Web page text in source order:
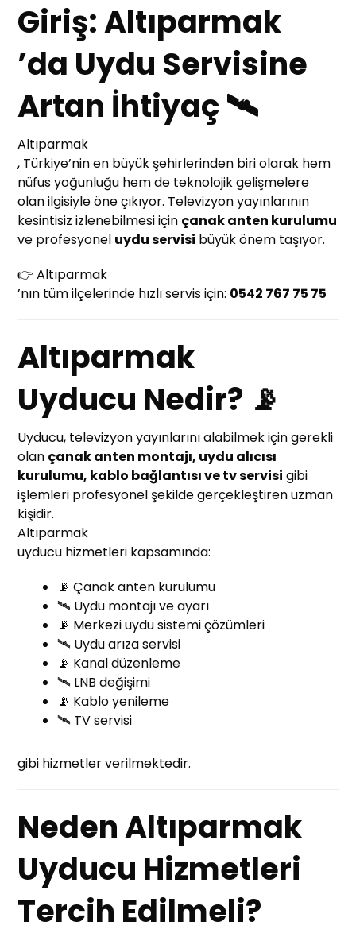
Giriş: Altıparmak
’da Uydu Servisine
Artan İhtiyaç 🛰️
Altıparmak
, Türkiye’nin en büyük şehirlerinden biri olarak hem
nüfus yoğunluğu hem de teknolojik gelişmelere
olan ilgisiyle öne çıkıyor. Televizyon yayınlarının
kesintisiz izlenebilmesi için çanak anten kurulumu
ve profesyonel uydu servisi büyük önem taşıyor.
👉 Altıparmak
’nın tüm ilçelerinde hızlı servis için: 0542 767 75 75
Altıparmak
Uyducu Nedir? 📡
Uyducu, televizyon yayınlarını alabilmek için gerekli
olan çanak anten montajı, uydu alıcısı
kurulumu, kablo bağlantısı ve tv servisi gibi
işlemleri profesyonel şekilde gerçekleştiren uzman
kişidir.
Altıparmak
uyducu hizmetleri kapsamında:
📡 Çanak anten kurulumu
🛰️ Uydu montajı ve ayarı
📡 Merkezi uydu sistemi çözümleri
🛰️ Uydu arıza servisi
📡 Kanal düzenleme
🛰️ LNB değişimi
📡 Kablo yenileme
🛰️ TV servisi
gibi hizmetler verilmektedir.
Neden Altıparmak
Uyducu Hizmetleri
Tercih Edilmeli?